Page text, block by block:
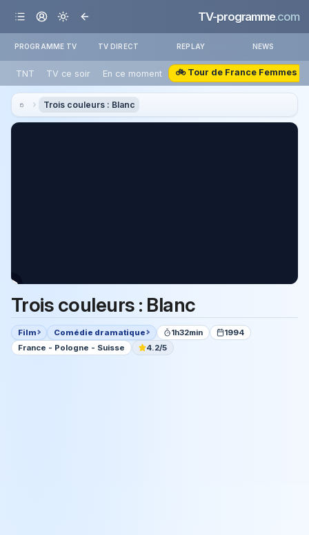
TV-programme.com
PROGRAMME TV TV DIRECT REPLAY NEWS
TNT TV ce soir En ce moment 🚲 Tour de France Femmes
Trois couleurs : Blanc
Trois couleurs : Blanc
Film Comédie dramatique 1h32min
1994
France - Pologne - Suisse
4.2/5